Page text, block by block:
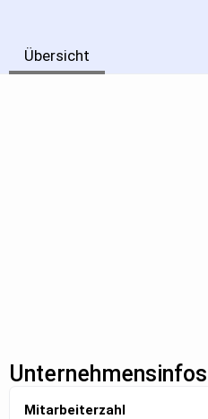
Übersicht
Unternehmensinfos
Mitarbeiterzahl